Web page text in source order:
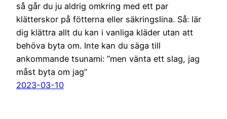
så går du ju aldrig omkring med ett par
klätterskor på fötterna eller säkringslina. Så: lär
dig klättra allt du kan i vanliga kläder utan att
behöva byta om. Inte kan du säga till
ankommande tsunami: ”men vänta ett slag, jag
måst byta om jag”
2023-03-10